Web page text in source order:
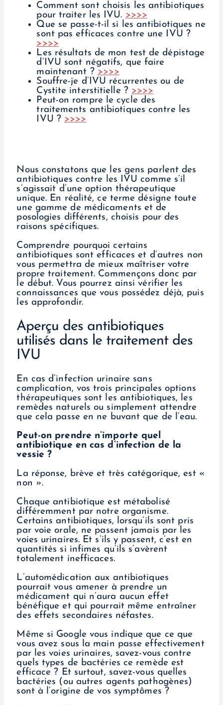
Comment sont choisis les antibiotiques
pour traiter les IVU. >>>>
Que se passe-t-il si les antibiotiques ne
sont pas efficaces contre une IVU ?
>>>>
Les résultats de mon test de dépistage
d’IVU sont négatifs, que faire
maintenant ? >>>>
Souffre-je d’IVU récurrentes ou de
Cystite interstitielle ? >>>>
Peut-on rompre le cycle des
traitements antibiotiques contre les
IVU ? >>>>
Nous constatons que les gens parlent des
antibiotiques contre les IVU comme s’il
s’agissait d’une option thérapeutique
unique. En réalité, ce terme désigne toute
une gamme de médicaments et de
posologies différents, choisis pour des
raisons spécifiques.
Comprendre pourquoi certains
antibiotiques sont efficaces et d’autres non
vous permettra de mieux maîtriser votre
propre traitement. Commençons donc par
le début. Vous pourrez ainsi vérifier les
connaissances que vous possédez déjà, puis
les approfondir.
Aperçu des antibiotiques
utilisés dans le traitement des
IVU
En cas d’infection urinaire sans
complication, vos trois principales options
thérapeutiques sont les antibiotiques, les
remèdes naturels ou simplement attendre
que cela passe en ne buvant que de l’eau.
Peut-on prendre n’importe quel
antibiotique en cas d’infection de la
vessie ?
La réponse, brève et très catégorique, est «
non ».
Chaque antibiotique est métabolisé
différemment par notre organisme.
Certains antibiotiques, lorsqu’ils sont pris
par voie orale, ne passent jamais par les
voies urinaires. Et s’ils y passent, c’est en
quantités si infimes qu’ils s’avèrent
totalement inefficaces.
L’automédication aux antibiotiques
pourrait vous amener à prendre un
médicament qui n’aura aucun effet
bénéfique et qui pourrait même entraîner
des effets secondaires néfastes.
Même si Google vous indique que ce que
vous avez sous la main passe effectivement
par les voies urinaires, savez-vous contre
quels types de bactéries ce remède est
efficace ? Et surtout, savez-vous quelles
bactéries (ou autres agents pathogènes)
sont à l’origine de vos symptômes ?